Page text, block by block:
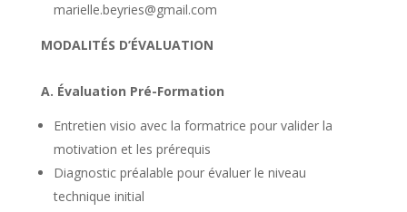
marielle.beyries@gmail.com
MODALITÉS D’ÉVALUATION
A. Évaluation Pré-Formation
Entretien visio avec la formatrice pour valider la
motivation et les prérequis
Diagnostic préalable pour évaluer le niveau
technique initial